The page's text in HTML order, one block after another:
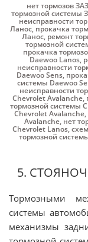
нет тормозов
тормозной системы
неисправности
Ланос, прокачка
Ланос, ремонт
тормозной
прокачка
Daewoo Lanos,
неисправности
Daewoo Sens,
системы Daewoo
неисправности
Chevrolet Avalanche,
тормозной системы
Chevrolet Avalanche,
Avalanche, нет
Chevrolet Lanos,
тормозной
5.
Тормозными
системы
механизмы